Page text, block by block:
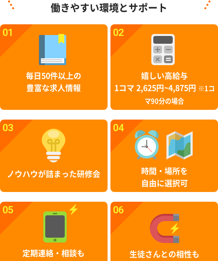
働きやすい環境とサポート
01
毎日50件以上の
豊富な求人情報
02
嬉しい高給与
1コマ 2,625円~4,875円
※1コ
マ90分の場合
03
ノウハウが詰まった研修会
04
時間・場所を
自由に選択可
05
定期連絡・相談も
06
生徒さんとの相性も